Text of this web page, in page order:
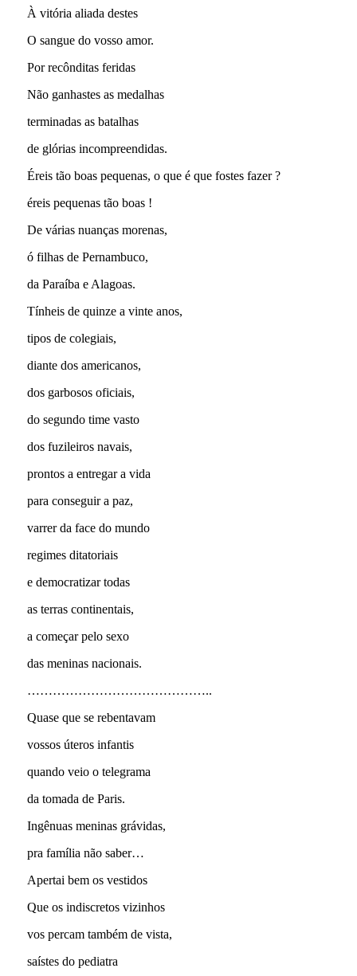
À vitória aliada destes
O sangue do vosso amor.
Por recônditas feridas
Não ganhastes as medalhas
terminadas as batalhas
de glórias incompreendidas.
Éreis tão boas pequenas, o que é que fostes fazer ?
éreis pequenas tão boas !
De várias nuanças morenas,
ó filhas de Pernambuco,
da Paraíba e Alagoas.
Tínheis de quinze a vinte anos,
tipos de colegiais,
diante dos americanos,
dos garbosos oficiais,
do segundo time vasto
dos fuzileiros navais,
prontos a entregar a vida
para conseguir a paz,
varrer da face do mundo
regimes ditatoriais
e democratizar todas
as terras continentais,
a começar pelo sexo
das meninas nacionais.
……………………………………..
Quase que se rebentavam
vossos úteros infantis
quando veio o telegrama
da tomada de Paris.
Ingênuas meninas grávidas,
pra família não saber…
Apertai bem os vestidos
Que os indiscretos vizinhos
vos percam também de vista,
saístes do pediatra